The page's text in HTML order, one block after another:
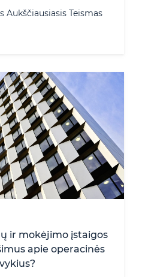
Aukščiausiasis Teismas
ir mokėjimo įstaigos
apie operacinės